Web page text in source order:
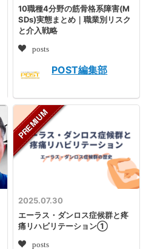
10職種4分野の筋骨格系障害(M
SDs)実態まとめ｜職業別リスク
と介入戦略
posts
POST編集部
2025.07.30
エーラス・ダンロス症候群と疼
痛リハビリテーション①
posts